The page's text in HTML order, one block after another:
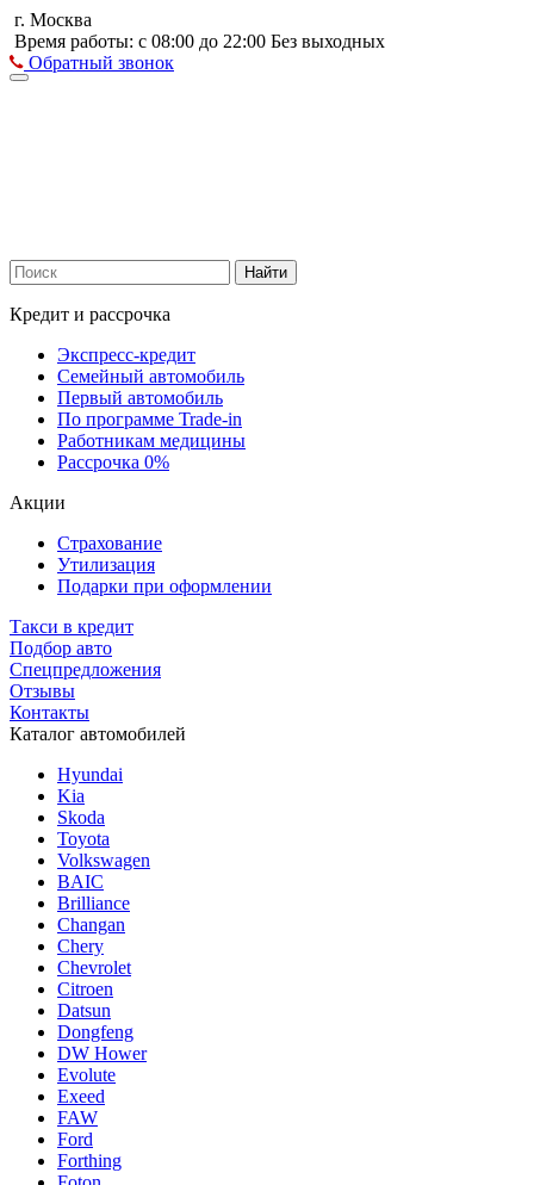
г. Москва
Время работы: с 08:00 до 22:00 Без выходных
Обратный звонок
Найти
Кредит и рассрочка
Экспресс-кредит
Семейный автомобиль
Первый автомобиль
По программе Trade-in
Работникам медицины
Рассрочка 0%
Акции
Страхование
Утилизация
Подарки при оформлении
Такси в кредит
Подбор авто
Спецпредложения
Отзывы
Контакты
Каталог автомобилей
Hyundai
Kia
Skoda
Toyota
Volkswagen
BAIC
Brilliance
Changan
Chery
Chevrolet
Citroen
Datsun
Dongfeng
DW Hower
Evolute
Exeed
FAW
Ford
Forthing